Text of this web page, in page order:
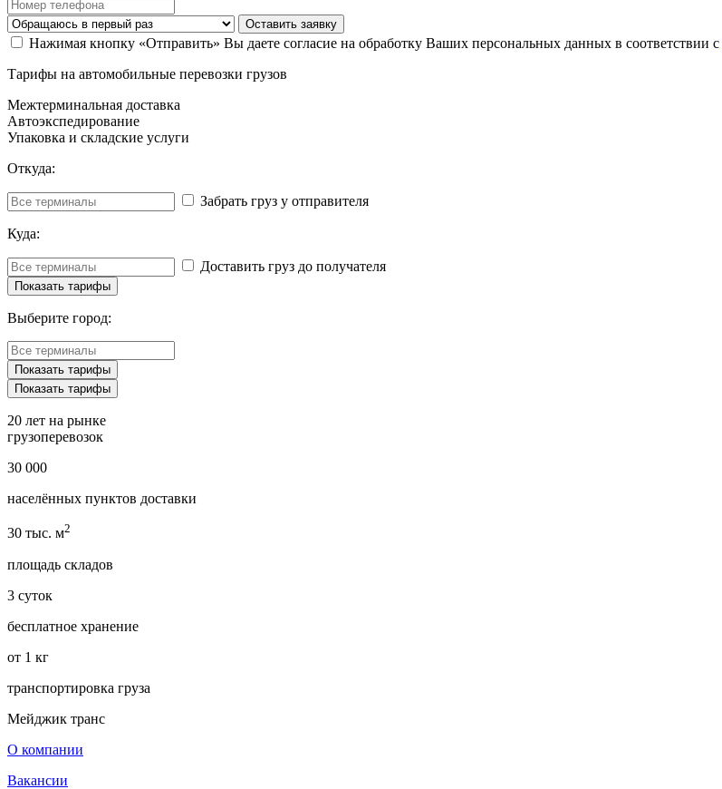
Оставить заявку
Нажимая кнопку «Отправить» Вы даете согласие на обработку Ваших персональных данных в соответствии с
Тарифы на автомобильные перевозки грузов
Межтерминальная доставка
Автоэкспедирование
Упаковка и складские услуги
Откуда:
Забрать груз у отправителя
Куда:
Доставить груз до получателя
Выберите город:
20 лет на рынке
грузоперевозок
30 000
населённых пунктов доставки
30 тыс. м2
площадь складов
3 суток
бесплатное хранение
от 1 кг
транспортировка груза
Мейджик транс
О компании
Вакансии